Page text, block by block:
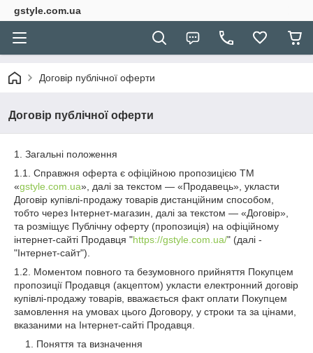
gstyle.com.ua
Договір публічної оферти
Договір публічної оферти
1. Загальні положення
1.1. Справжня оферта є офіційною пропозицією ТМ
«gstyle.com.ua», далі за текстом — «Продавець», укласти
Договір купівлі-продажу товарів дистанційним способом,
тобто через Інтернет-магазин, далі за текстом — «Договір»,
та розміщує Публічну оферту (пропозиція) на офіційному
інтернет-сайті Продавця "https://gstyle.com.ua/" (далі -
"Інтернет-сайт").
1.2. Моментом повного та безумовного прийняття Покупцем
пропозиції Продавця (акцептом) укласти електронний договір
купівлі-продажу товарів, вважається факт оплати Покупцем
замовлення на умовах цього Договору, у строки та за цінами,
вказаними на Інтернет-сайті Продавця.
1. Поняття та визначення